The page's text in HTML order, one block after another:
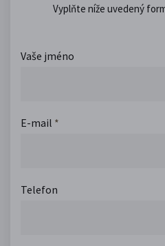
Vyplňte níže uvedený
Vaše jméno
E-mail *
Telefon